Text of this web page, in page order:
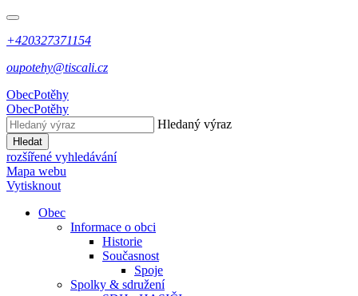
+420327371154
oupotehy@tiscali.cz
ObecPotěhy
ObecPotěhy
Hledaný výraz
Hledat
rozšířené vyhledávání
Mapa webu
Vytisknout
Obec
Informace o obci
Historie
Současnost
Spoje
Spolky & sdružení